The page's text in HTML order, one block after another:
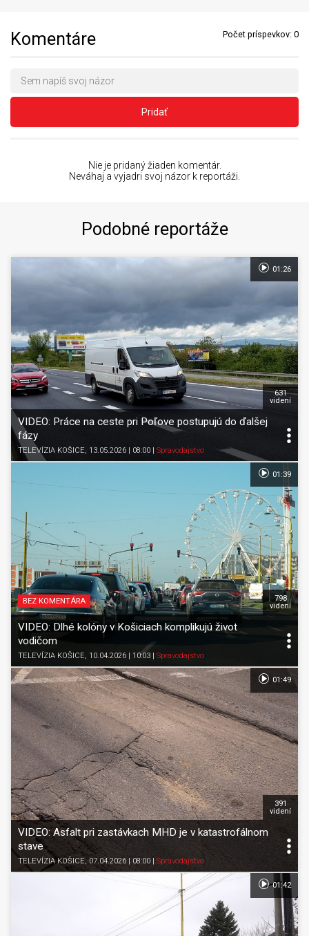
Komentáre Počet príspevkov: 0
Pridať
Nie je pridaný žiaden komentár.
Neváhaj a vyjadri svoj názor k reportáži.
Podobné reportáže
VIDEO: Práce na ceste pri Poľove postupujú do ďalšej
fázy
TELEVÍZIA KOŠICE, 13.05.2026 | 08:00 Spravodajstvo
631
videní
01:26
BEZ KOMENTÁRA
VIDEO: Dlhé kolóny v Košiciach komplikujú život
vodičom
TELEVÍZIA KOŠICE, 10.04.2026 | 10:03 Spravodajstvo
798
videní
01:39
VIDEO: Asfalt pri zastávkach MHD je v katastrofálnom
stave
TELEVÍZIA KOŠICE, 07.04.2026 | 08:00 Spravodajstvo
391
videní
01:49
01:42